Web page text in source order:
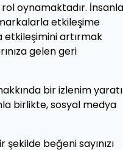
oynamaktadır.
etkileşime
etkileşimini artırmak
gelen geri
bir izlenim
birlikte, sosyal medya
beğeni sayınızı